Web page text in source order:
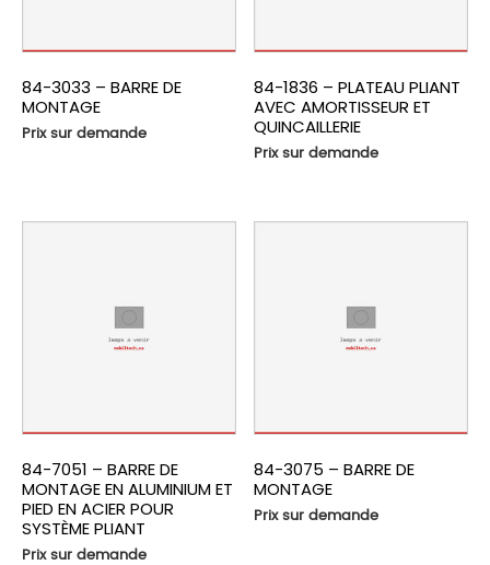
84-3033 – BARRE DE
MONTAGE
Prix sur demande
84-1836 – PLATEAU PLIANT
AVEC AMORTISSEUR ET
QUINCAILLERIE
Prix sur demande
84-7051 – BARRE DE
MONTAGE EN ALUMINIUM ET
PIED EN ACIER POUR
SYSTÈME PLIANT
Prix sur demande
84-3075 – BARRE DE
MONTAGE
Prix sur demande